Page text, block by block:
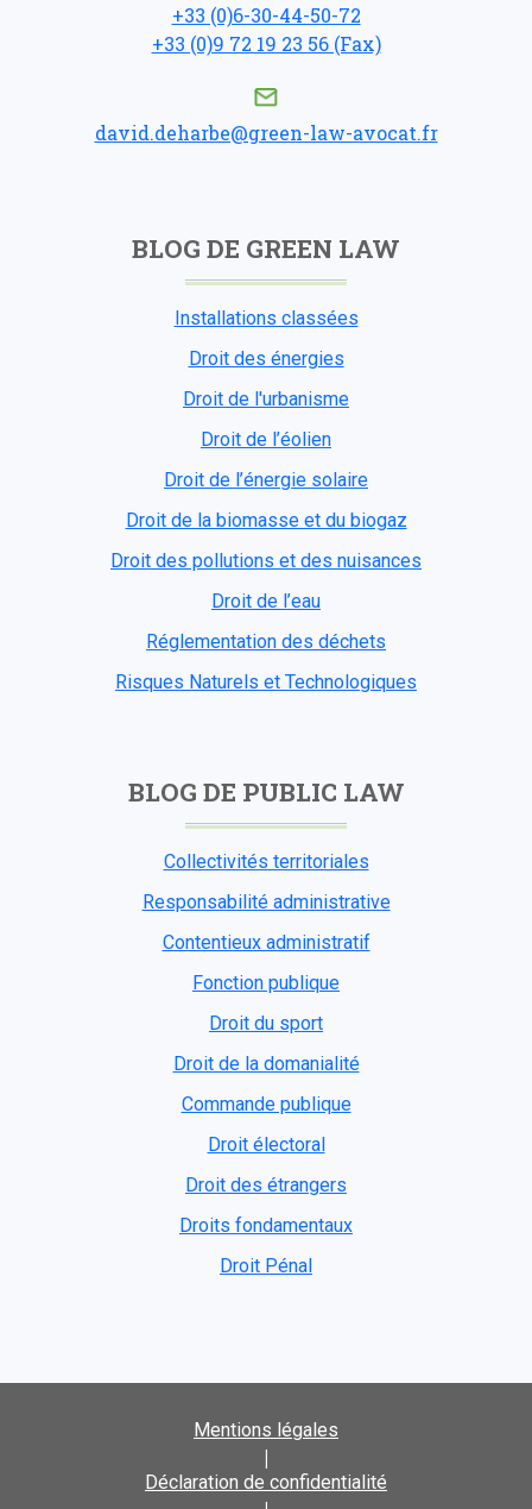
+33 (0)6-30-44-50-72
+33 (0)9 72 19 23 56 (Fax)
david.deharbe@green-law-avocat.fr
BLOG DE GREEN LAW
Installations classées
Droit des énergies
Droit de l'urbanisme
Droit de l’éolien
Droit de l’énergie solaire
Droit de la biomasse et du biogaz
Droit des pollutions et des nuisances
Droit de l’eau
Réglementation des déchets
Risques Naturels et Technologiques
BLOG DE PUBLIC LAW
Collectivités territoriales
Responsabilité administrative
Contentieux administratif
Fonction publique
Droit du sport
Droit de la domanialité
Commande publique
Droit électoral
Droit des étrangers
Droits fondamentaux
Droit Pénal
Mentions légales
|
Déclaration de confidentialité